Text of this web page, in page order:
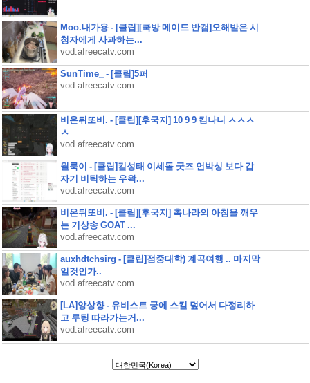
Moo.내가용 - [클립][쿡방 메이드 반캠]오해받은 시
청자에게 사과하는...
vod.afreecatv.com
SunTime_ - [클립]5퍼
vod.afreecatv.com
비온뒤또비. - [클립][후국지] 10 9 9 킴나니 ㅅㅅㅅ
ㅅ
vod.afreecatv.com
월룩이 - [클립]킴성태 이세돌 굿즈 언박싱 보다 갑
자기 비틱하는 우왁...
vod.afreecatv.com
비온뒤또비. - [클립][후국지] 촉나라의 아침을 깨우
는 기상송 GOAT ...
vod.afreecatv.com
auxhdtchsirg - [클립]점중대학) 계곡여행 .. 마지막
일것인가..
vod.afreecatv.com
[LA]앙상향 - 유비스트 궁에 스킬 덮어서 다정리하
고 루팅 따라가는거...
vod.afreecatv.com